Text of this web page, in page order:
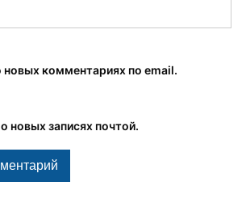
новых комментариях по email.
новых записях почтой.